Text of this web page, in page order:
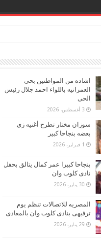
اشاده من المواطنين بحى
العمرانيه باللواء احمد جلال رئيس
الحى
3 أغسطس، 2026
سوزان مختار تطرح أغنيه زى
بعضه بنجاحا كبير
1 فبراير، 2026
بنجاحا كبيرا عمر كمال يتالق بحفل
نادى كلوب وان
30 يناير، 2026
المصريه للاتصالات تنظم يوم
ترفيهى بنادى كلوب وان بالمعادى
29 يناير، 2026